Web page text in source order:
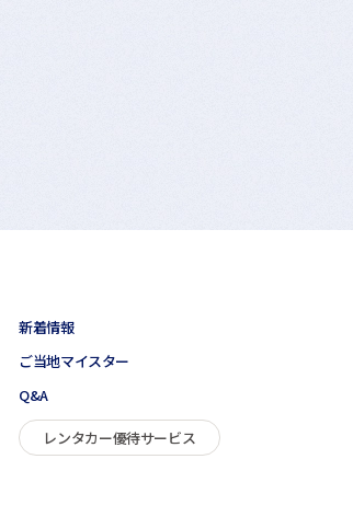
新着情報
ご当地マイスター
Q&A
レンタカー優待サービス